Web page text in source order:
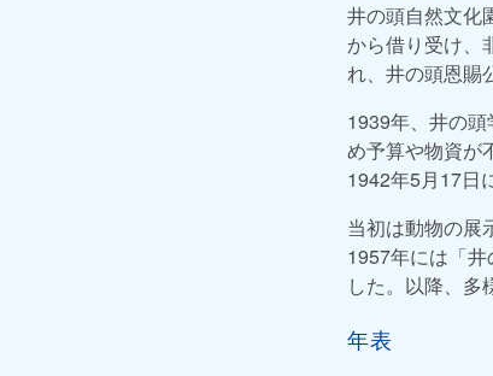
井の頭自然文化
から借り受け、
れ、井の頭恩賜
1939年、井の
め予算や物資が
1942年5月17日
当初は動物の展
1957年には「
した。以降、多
年表